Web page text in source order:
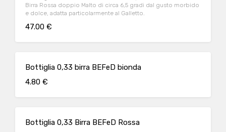
Birra Rossa doppio Malto di circa 6,5 gradi dal gusto morbido
e dolce, adatta particolarmente al Galletto.
47.00 €
Bottiglia 0,33 birra BEFeD bionda
4.80 €
Bottiglia 0,33 Birra BEFeD Rossa